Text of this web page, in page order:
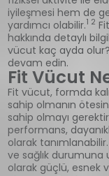
iyileşmesi hem de
yardımcı olabilir.1 2
hakkında detaylı
vücut kaç ayda
devam edin.
Fit Vücut
Fit vücut, formda
sahip olmanın
sahip olmayı
performans,
olarak
ve sağlık durumuna
olarak güçlü, esnek